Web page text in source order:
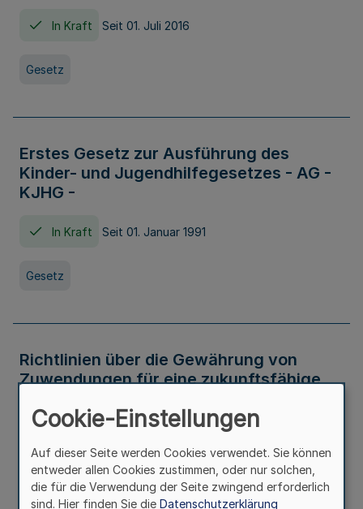
In Kraft Seit 01. Juli 2016
Gesetz
Erstes Gesetz zur Ausführung des
Kinder- und Jugendhilfegesetzes - AG -
KJHG -
In Kraft Seit 01. Januar 1991
Gesetz
Richtlinien über die Gewährung von
Zuwendungen für eine zukunftsfähige
Nordrhein-Westfalen
In Kraft
Verwaltungsvorschrift
Cookie-Einstellungen
Auf dieser Seite werden Cookies verwendet. Sie können
entweder allen Cookies zustimmen, oder nur solchen,
die für die Verwendung der Seite zwingend erforderlich
sind. Hier finden Sie die Datenschutzerklärung